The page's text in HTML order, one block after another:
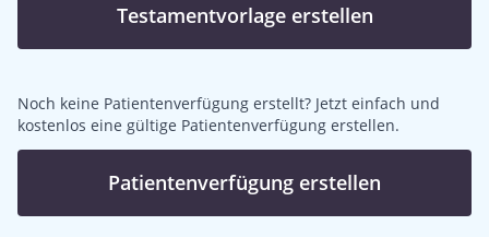
Testamentvorlage erstellen
Noch keine Patientenverfügung erstellt? Jetzt einfach und
kostenlos eine gültige Patientenverfügung erstellen.
Patientenverfügung erstellen